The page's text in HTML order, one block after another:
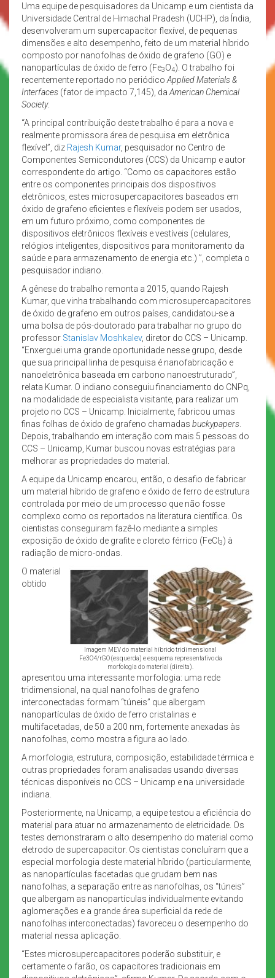
Uma equipe de pesquisadores da Unicamp e um cientista da
Universidade Central de Himachal Pradesh (UCHP), da Índia,
desenvolveram um supercapacitor flexível, de pequenas
dimensões e alto desempenho, feito de um material híbrido
composto por nanofolhas de óxido de grafeno (GO) e
nanopartículas de óxido de ferro (Fe3O4). O trabalho foi
recentemente reportado no periódico Applied Materials &
Interfaces (fator de impacto 7,145), da American Chemical
Society.
“A principal contribuição deste trabalho é para a nova e
realmente promissora área de pesquisa em eletrônica
flexível”, diz Rajesh Kumar, pesquisador no Centro de
Componentes Semicondutores (CCS) da Unicamp e autor
correspondente do artigo. “Como os capacitores estão
entre os componentes principais dos dispositivos
eletrônicos, estes microsupercapacitores baseados em
óxido de grafeno eficientes e flexíveis podem ser usados,
em um futuro próximo, como componentes de
dispositivos eletrônicos flexíveis e vestíveis (celulares,
relógios inteligentes, dispositivos para monitoramento da
saúde e para armazenamento de energia etc.) ”, completa o
pesquisador indiano.
A gênese do trabalho remonta a 2015, quando Rajesh
Kumar, que vinha trabalhando com microsupercapacitores
de óxido de grafeno em outros países, candidatou-se a
uma bolsa de pós-doutorado para trabalhar no grupo do
professor Stanislav Moshkalev, diretor do CCS – Unicamp.
“Enxerguei uma grande oportunidade nesse grupo, desde
que sua principal linha de pesquisa é nanofabricação e
nanoeletrônica baseada em carbono nanoestruturado”,
relata Kumar. O indiano conseguiu financiamento do CNPq,
na modalidade de especialista visitante, para realizar um
projeto no CCS – Unicamp. Inicialmente, fabricou umas
finas folhas de óxido de grafeno chamadas buckypapers
Depois, trabalhando em interação com mais 5 pessoas do
CCS – Unicamp, Kumar buscou novas estratégias para
melhorar as propriedades do material.
A equipe da Unicamp encarou, então, o desafio de fabricar
um material híbrido de grafeno e óxido de ferro de estrutura
controlada por meio de um processo que não fosse
complexo como os reportados na literatura científica. Os
cientistas conseguiram fazê-lo mediante a simples
exposição de óxido de grafite e cloreto férrico (FeCl 3) à
radiação de micro-ondas.
Imagem MEV do material híbrido tridimensional
Fe3O4/rGO (esquerda) e esquema representativo da
morfologia do material (direita).
O material
obtido
apresentou uma interessante morfologia: uma rede
tridimensional, na qual nanofolhas de grafeno
interconectadas formam “túneis” que albergam
nanopartículas de óxido de ferro cristalinas e
multifacetadas, de 50 a 200 nm, fortemente anexadas às
nanofolhas, como mostra a figura ao lado.
A morfologia, estrutura, composição, estabilidade térmica e
outras propriedades foram analisadas usando diversas
técnicas disponíveis no CCS – Unicamp e na universidade
indiana.
Posteriormente, na Unicamp, a equipe testou a eficiência do
material para atuar no armazenamento de eletricidade. Os
testes demonstraram o alto desempenho do material como
eletrodo de supercapacitor. Os cientistas concluíram que a
especial morfologia deste material híbrido (particularmente,
as nanopartículas facetadas que grudam bem nas
nanofolhas, a separação entre as nanofolhas, os “túneis”
que albergam as nanopartículas individualmente evitando
aglomerações e a grande área superficial da rede de
nanofolhas interconectadas) favoreceu o desempenho do
material nessa aplicação.
“Estes microsupercapacitores poderão substituir, e
certamente o farão, os capacitores tradicionais em